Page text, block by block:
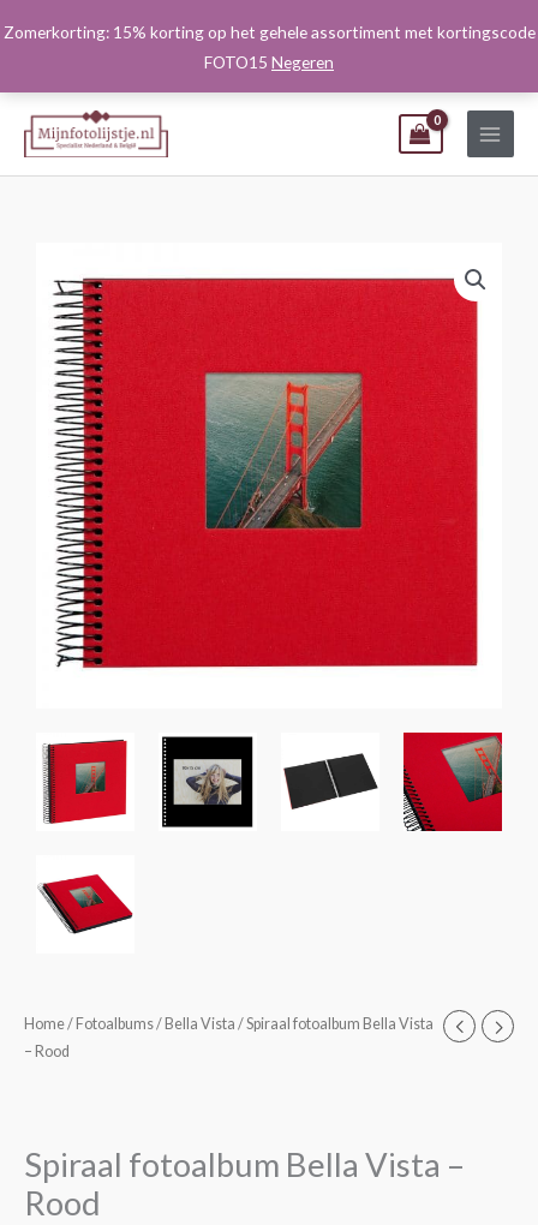
Zomerkorting: 15% korting op het gehele assortiment met kortingscode
FOTO15 Negeren
naar
Home/ Fotoalbums/ Bella Vista / Spiraal fotoalbum Bella Vista
– Rood
Spiraal fotoalbum Bella Vista –
Rood
Prijsklasse:
€21,95
Spiraal
fotoalbum
Rood
aantal